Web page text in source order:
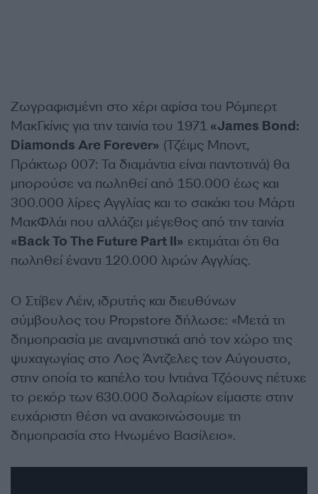
Ζωγραφισμένη στο χέρι αφίσα του Ρόμπερτ
ΜακΓκίνις για την ταινία του 1971 «James Bond:
Diamonds Are Forever» (Τζέιμς Μποντ,
Πράκτωρ 007: Τα διαμάντια είναι παντοτινά) θα
μπορούσε να πωληθεί από 150.000 έως και
300.000 λίρες Αγγλίας και το σακάκι του Μάρτι
ΜακΦλάι που αλλάζει μέγεθος από την ταινία
«Back To The Future Part II» εκτιμάται ότι θα
πωληθεί έναντι 120.000 λιρών Αγγλίας.
Ο Στίβεν Λέιν, ιδρυτής και διευθύνων
σύμβουλος του Propstore δήλωσε: «Μετά τη
δημοπρασία με αναμνηστικά από τον χώρο της
ψυχαγωγίας στο Λος Άντζελες τον Αύγουστο,
στην οποία το καπέλο του Ιντιάνα Τζόουνς πέτυχε
το ρεκόρ των 630.000 δολαρίων είμαστε στην
ευχάριστη θέση να ανακοινώσουμε τη
δημοπρασία στο Ηνωμένο Βασίλειο».